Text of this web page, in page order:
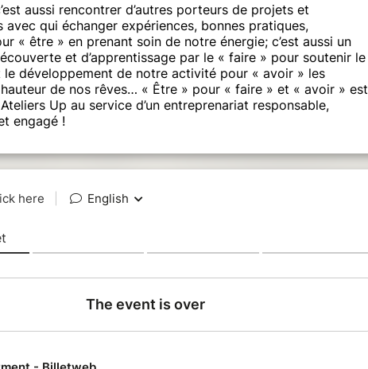
aussi rencontrer d’autres porteurs de projets et
avec qui échanger expériences, bonnes pratiques,
« être » en prenant soin de notre énergie; c’est aussi un
et d’apprentissage par le « faire » pour soutenir le
le développement de notre activité pour « avoir » les
de nos rêves… « Être » pour « faire » et « avoir » est
Up au service d’un entreprenariat responsable,
engagé !